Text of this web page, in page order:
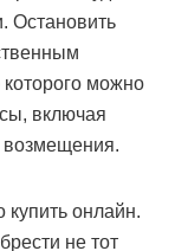
Остановить
можно
включая
возмещения.
онлайн.
не тот